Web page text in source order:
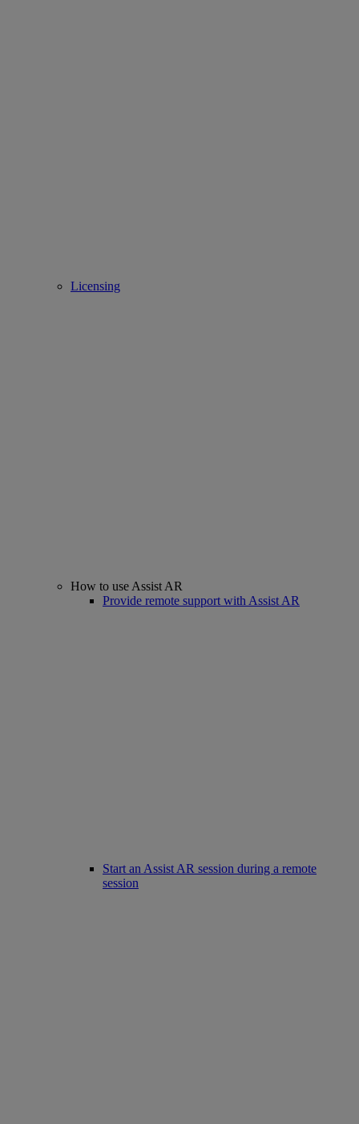
Licensing
How to use Assist AR
Provide remote support with Assist AR
Start an Assist AR session during a remote
session